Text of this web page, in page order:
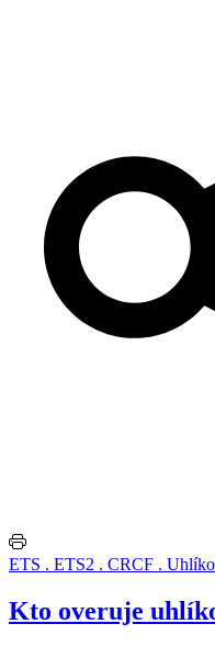
ETS . ETS2 . CRCF .
Kto overuje